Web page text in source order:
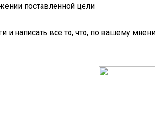
поставленной цели
и написать все то, что, по вашему